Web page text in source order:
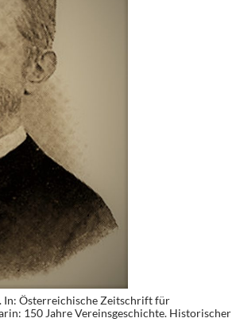
Österreichische Zeitschrift für
150 Jahre Vereinsgeschichte. Historischer